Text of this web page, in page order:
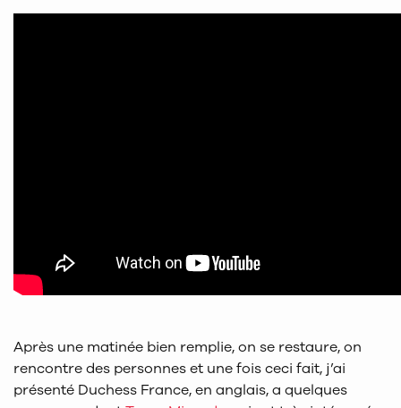
Après une matinée bien remplie, on se restaure, on
rencontre des personnes et une fois ceci fait, j’ai
présenté Duchess France, en anglais, a quelques